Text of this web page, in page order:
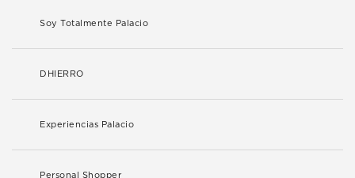
Soy Totalmente Palacio
DHIERRO
Experiencias Palacio
Personal Shopper